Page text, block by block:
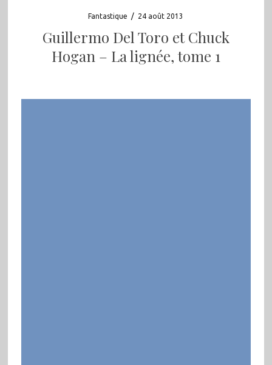
Fantastique / 24 août 2013
Guillermo Del Toro et Chuck
Hogan – La lignée, tome 1